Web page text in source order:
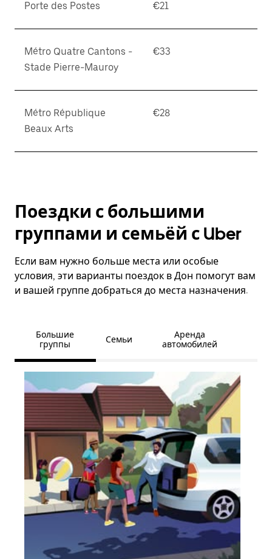
Porte des Postes €21
Métro Quatre Cantons -
Stade Pierre-Mauroy
€33
Métro République
Beaux Arts
€28
Поездки с большими
группами и семьёй с Uber
Если вам нужно больше места или особые
условия, эти варианты поездок в Дон помогут вам
и вашей группе добраться до места назначения.
Большие
группы
Семьи
Аренда
автомобилей